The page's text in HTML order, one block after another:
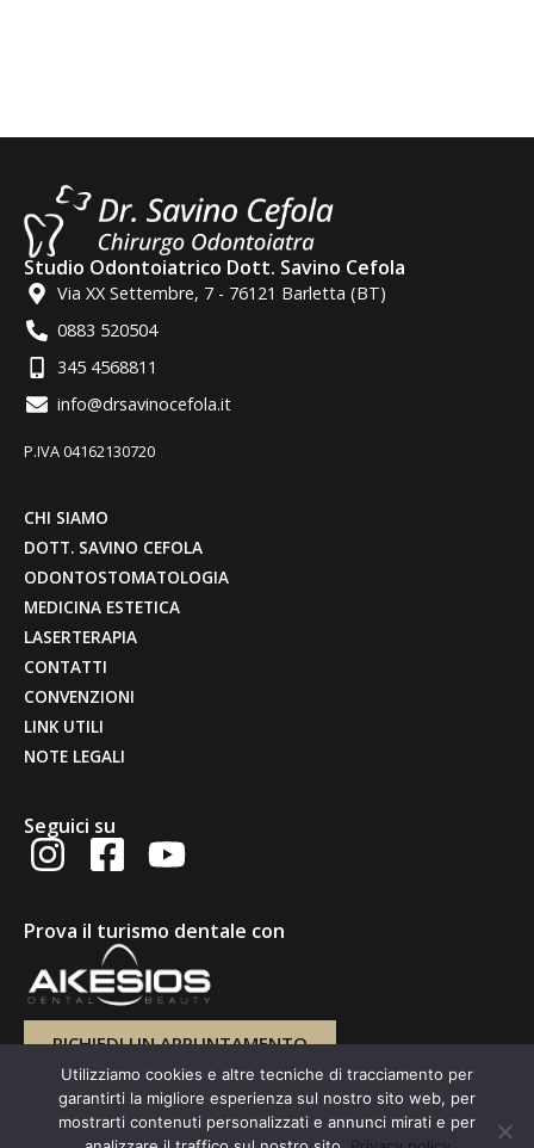
Studio Odontoiatrico Dott. Savino Cefola
Via XX Settembre, 7 - 76121 Barletta (BT)
0883 520504
345 4568811
info@drsavinocefola.it
P.IVA 04162130720
CHI SIAMO
DOTT. SAVINO CEFOLA
ODONTOSTOMATOLOGIA
MEDICINA ESTETICA
LASERTERAPIA
CONTATTI
CONVENZIONI
LINK UTILI
NOTE LEGALI
Seguici su
Prova il turismo dentale con
RICHIEDI UN APPUNTAMENTO
Utilizziamo cookies e altre tecniche di tracciamento per
garantirti la migliore esperienza sul nostro sito web, per
mostrarti contenuti personalizzati e annunci mirati e per